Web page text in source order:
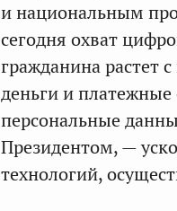
и национальным
сегодня охват
гражданина растет
деньги и
персональные
Президентом, —
технологий,